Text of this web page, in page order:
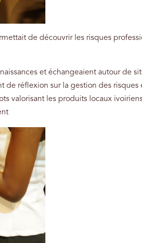
de découvrir les risques
et échangeaient autour de
de réflexion sur la gestion des risques
valorisant les produits locaux